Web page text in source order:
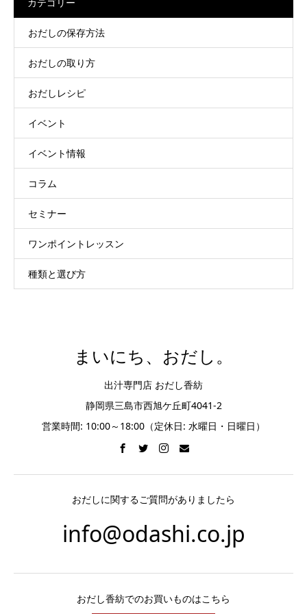
おだしの保存方法
おだしの取り方
おだしレシピ
イベント
イベント情報
コラム
セミナー
ワンポイントレッスン
種類と選び方
まいにち、おだし。
出汁専門店 おだし香紡
静岡県三島市西旭ケ丘町4041-2
営業時間: 10:00～18:00（定休日: 水曜日・日曜日）
おだしに関するご質問がありましたら
info@odashi.co.jp
おだし香紡でのお買いものはこちら